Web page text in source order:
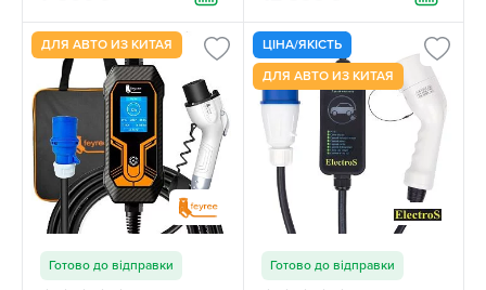
ДЛЯ АВТО ИЗ КИТАЯ
Готово до відправки
ЦІНА/ЯКІСТЬ
ДЛЯ АВТО ИЗ КИТАЯ
Готово до відправки